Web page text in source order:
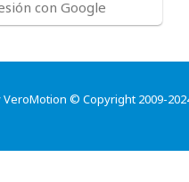
con Google
VeroMotion © Copyright 2009-